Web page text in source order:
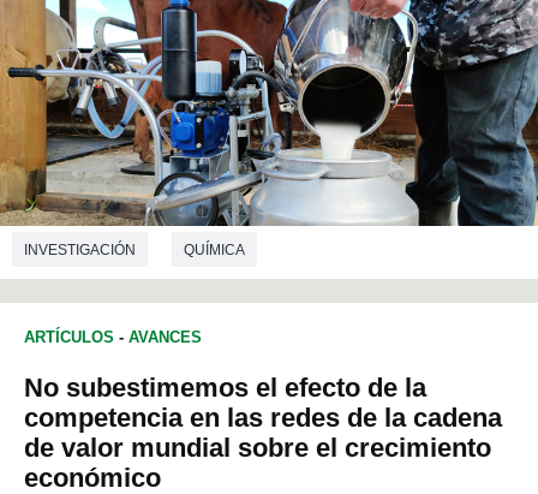
INVESTIGACIÓN QUÍMICA
ARTÍCULOS - AVANCES
No subestimemos el efecto de la
competencia en las redes de la cadena
de valor mundial sobre el crecimiento
económico